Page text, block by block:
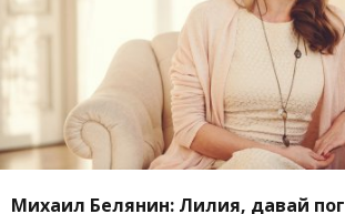
Михаил Белянин: Лилия, давай